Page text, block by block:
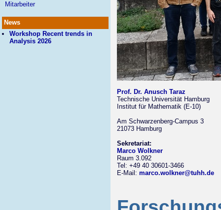
Mitarbeiter
News
Workshop Recent trends in
Analysis 2026
Prof. Dr. Anusch Taraz
Technische Universität Hamburg
Institut für Mathematik (E-10)
Am Schwarzenberg-Campus 3
21073 Hamburg
Sekretariat:
Marco Wolkner
Raum 3.092
Tel: +49 40 30601-3466
E-Mail: marco.wolkner@tuhh.de